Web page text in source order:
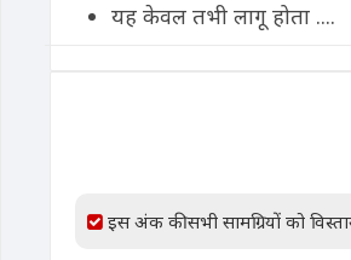
यह केवल तभी लागू होता ....
इस अंक की सभी सामग्रियों को